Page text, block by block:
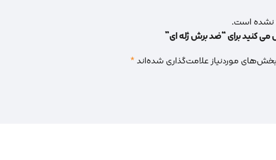
نشده است.
می کنید برای “ضد برش ژله ای”
بخش‌های موردنیاز علامت‌گذاری شده‌اند*